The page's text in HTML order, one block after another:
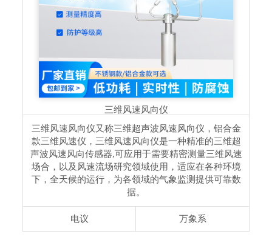
三维风速风向仪
三维风速风向仪又称三维超声波风速风向仪，铝合金
款三维风速仪，三维风速风向仪是一种精准的三维超
声波风速风向传感器,可应用于需要精密测量三维风速
场合，以及风速流场研究领域使用，适应在各种环境
下，全天候的运行，为各领域的气象监测提供可靠数
据。
电议 万象系